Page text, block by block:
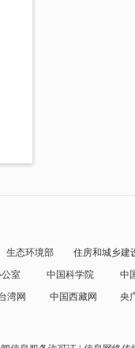
生态环境部 住房和城乡建
公室 中国科学院 中
湾网 中国西藏网 央